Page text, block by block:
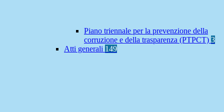
Piano triennale per la prevenzione della
corruzione e della trasparenza (PTPCT) 3
Atti generali 149